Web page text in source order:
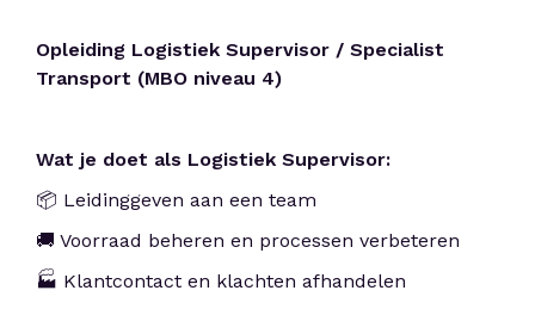
Opleiding Logistiek Supervisor / Specialist
Transport (MBO niveau 4)
Wat je doet als Logistiek Supervisor:
📦 Leidinggeven aan een team
🚚 Voorraad beheren en processen verbeteren
🏭 Klantcontact en klachten afhandelen